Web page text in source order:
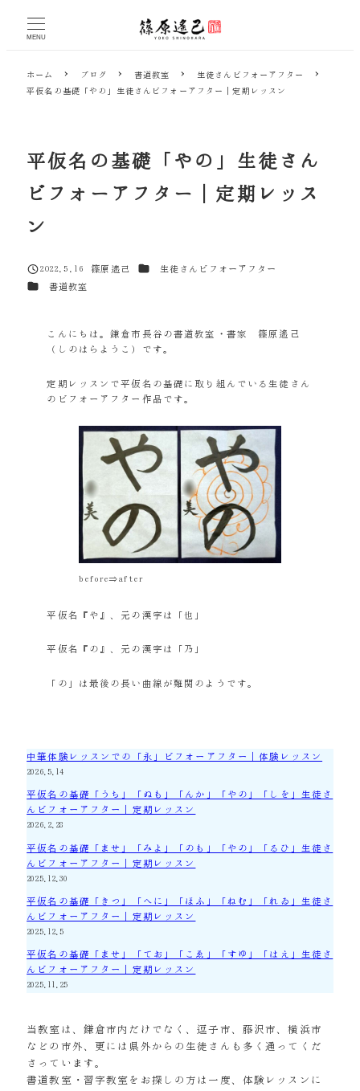
MENU
ホーム ブログ 書道教室
生徒さんビフォーアフター
平仮名の基礎「やの」生徒さんビフォーアフター｜定期レッスン
平仮名の基礎「やの」生徒さん
ビフォーアフター｜定期レッス
ン
投稿日
2022.5.16
篠原遙己 カテゴリー生徒さんビフォーアフター
カテゴリー
書道教室
こんにちは。鎌倉市長谷の書道教室・書家 篠原遙己
（しのはらようこ）です。
定期レッスンで平仮名の基礎に取り組んでいる生徒さん
のビフォーアフター作品です。
before⇒after
平仮名『や』、元の漢字は「也」
平仮名『の』、元の漢字は「乃」
「の」は最後の長い曲線が難関のようです。
中筆体験レッスンでの「永」ビフォーアフター｜体験レッスン
2026.5.14
平仮名の基礎「うち」「ぬも」「んか」「やの」「しを」生徒さ
んビフォーアフター｜定期レッスン
2026.2.28
平仮名の基礎「ませ」「みよ」「のも」「やの」「るひ」生徒さ
んビフォーアフター｜定期レッスン
2025.12.30
平仮名の基礎「きつ」「へに」「ほふ」「ねむ」「れゐ」生徒さ
んビフォーアフター｜定期レッスン
2025.12.5
平仮名の基礎「ませ」「てお」「こゑ」「すゆ」「はえ」生徒さ
んビフォーアフター｜定期レッスン
2025.11.25
当教室は、鎌倉市内だけでなく、逗子市、藤沢市、横浜市
などの市外、更には県外からの生徒さんも多く通ってくだ
さっています。
書道教室・習字教室をお探しの方は一度、体験レッスンに